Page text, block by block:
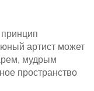
артист может
мудрым
пространство